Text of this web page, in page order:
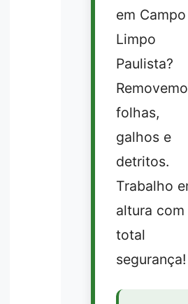
em Campo
Limpo
Paulista?
folhas,
galhos e
detritos.
Trabalho
altura com
total
segurança!